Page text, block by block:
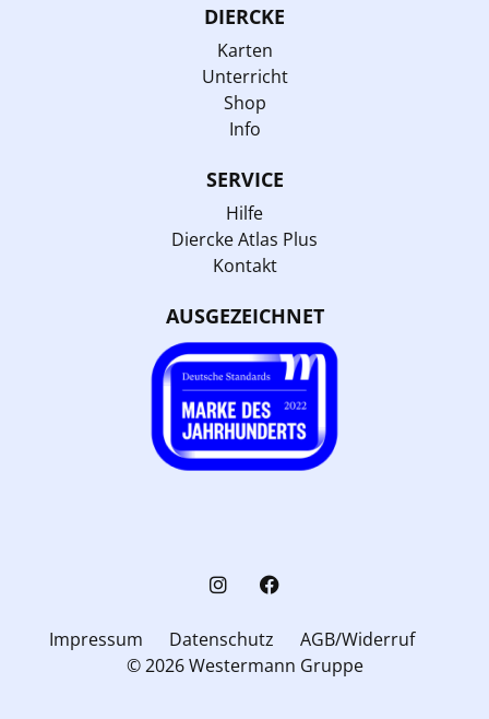
DIERCKE
Karten
Unterricht
Shop
Info
SERVICE
Hilfe
Diercke Atlas Plus
Kontakt
AUSGEZEICHNET
Impressum Datenschutz
AGB/Widerruf
© 2026 Westermann Gruppe